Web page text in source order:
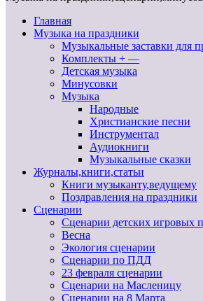
Главная
Музыка на праздники
Музыкальные заставки для
Комплекты + —
Детская музыка
Минусовки
Музыка
Народные
Христианские песни
Инструментал
Аудиокниги
Музыкальные сказки
Журналы,книги,статьи
Книги музыканту,ведущему
Поздравления на праздники
Сценарии
Сценарии детских игровых
Весна
Экология сценарии
Сценарии по ПДД
23 февраля сценарии
Сценарии на Масленицу
Сценарии на 8 Марта